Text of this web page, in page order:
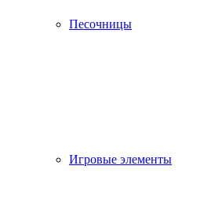
Песочницы
Игровые элементы